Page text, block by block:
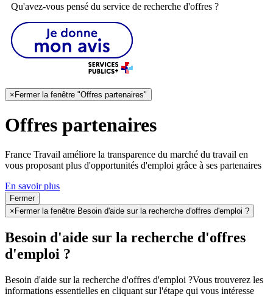
Qu'avez-vous pensé du service de recherche d'offres ?
×Fermer la fenêtre "Offres partenaires"
Offres partenaires
France Travail améliore la transparence du marché du travail en
vous proposant plus d'opportunités d'emploi grâce à ses partenaires
En savoir plus
Fermer
× Fermer la fenêtre Besoin d'aide sur la recherche d'offres d'emploi ?
Besoin d'aide sur la recherche d'offres
d'emploi ?
Besoin d'aide sur la recherche d'offres d'emploi ?Vous trouverez les
informations essentielles en cliquant sur l'étape qui vous intéresse